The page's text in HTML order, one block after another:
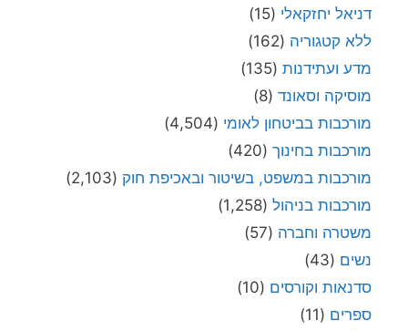
דניאל יחזקאלי (15)
ללא קטגוריה (162)
מדע ועתידנות (135)
מוסיקה וסאונד (8)
מורכבות בביטחון לאומי (4,504)
מורכבות בחינוך (420)
מורכבות במשפט, בשיטור ובאכיפת חוק (2,103)
מורכבות בניהול (1,258)
משטרה וחברה (57)
נשים (43)
סדנאות וקורסים (10)
ספרים (11)